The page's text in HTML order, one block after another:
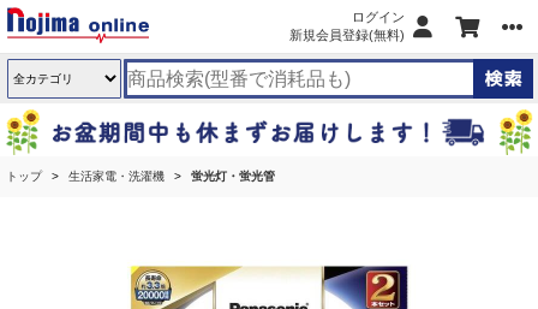
ログイン
新規会員登録(無料)
トップ 生活家電・洗濯機 蛍光灯・蛍光管